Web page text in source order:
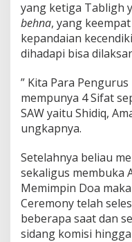
yang ketiga Tabligh
behna, yang
kepandaian
dihadapi bisa
” Kita Para
mempunya 4 Sifat
SAW yaitu Shidiq,
ungkapnya.
Setelahnya beliau
sekaligus membuka
Memimpin Doa
Ceremony telah
beberapa saat dan
sidang komisi